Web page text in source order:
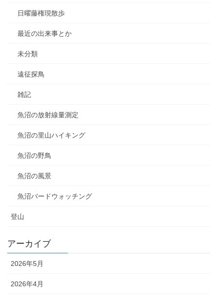
日曜藤権現散歩
最近の出来事とか
未分類
遠征探鳥
雑記
魚沼の放射線量測定
魚沼の里山ハイキング
魚沼の野鳥
魚沼の風景
魚沼バードウォッチング
登山
アーカイブ
2026年5月
2026年4月